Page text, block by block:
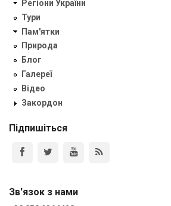
Регіони України
Тури
Пам'ятки
Природа
Блог
Галереї
Відео
Закордон
Підпишіться
Зв'язок з нами